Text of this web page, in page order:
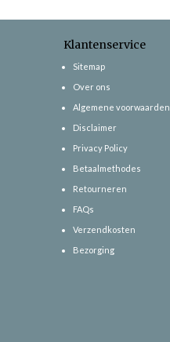
Klantenservice
Sitemap
Over ons
Algemene voorwaarden
Disclaimer
Privacy Policy
Betaalmethodes
Retourneren
FAQs
Verzendkosten
Bezorging